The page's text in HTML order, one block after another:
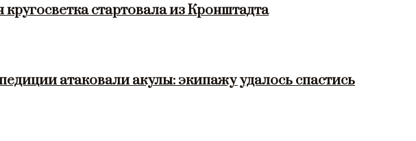
стартовала из Кронштадта
атаковали акулы: экипажу удалось спастись